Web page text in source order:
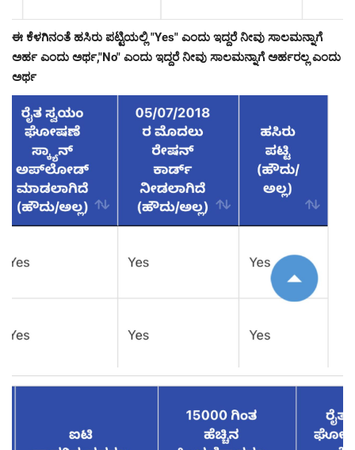
ಈ ಕೆಳಗಿನಂತೆ ಹಸಿರು ಪಟ್ಟಿಯಲ್ಲಿ "Yes" ಎಂದು ಇದ್ದರೆ ನೀವು ಸಾಲಮನ್ನಾಗೆ
ಅರ್ಹ ಎಂದು ಅರ್ಥ,"No" ಎಂದು ಇದ್ದರೆ ನೀವು ಸಾಲಮನ್ನಾಗೆ ಅರ್ಹರಲ್ಲ ಎಂದು
ಅರ್ಥ